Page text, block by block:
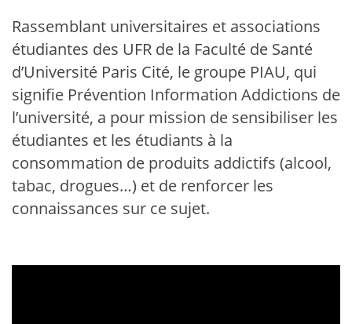
Rassemblant universitaires et associations
étudiantes des UFR de la Faculté de Santé
d’Université Paris Cité, le groupe PIAU, qui
signifie Prévention Information Addictions de
l’université, a pour mission de sensibiliser les
étudiantes et les étudiants à la
consommation de produits addictifs (alcool,
tabac, drogues…) et de renforcer les
connaissances sur ce sujet.